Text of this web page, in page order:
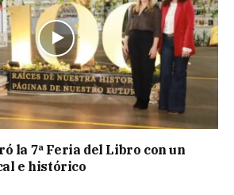
la 7ª Feria del Libro con un
e histórico